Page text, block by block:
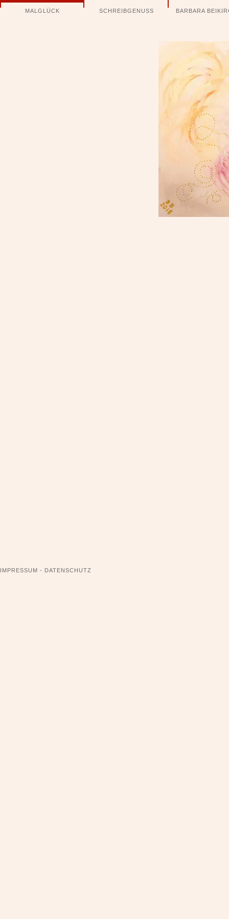
Navigation
überspringenMALGLÜCK SCHREIBGENUSS BARBARA
NAVIGATION
ÜBERSPRINGEN
IMPRESSUM - DATENSCHUTZ